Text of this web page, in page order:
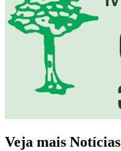
Veja mais Notícias